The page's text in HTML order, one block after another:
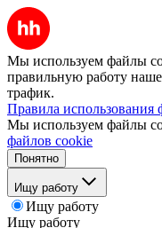
Мы используем файлы
правильную работу
трафик.
Правила использования
Мы используем файлы
файлов cookie
Понятно
Ищу работу
Ищу работу
Ищу работу